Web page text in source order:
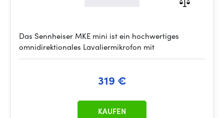
Das Sennheiser MKE mini ist ein hochwertiges
omnidirektionales Lavaliermikrofon mit
319 €
KAUFEN